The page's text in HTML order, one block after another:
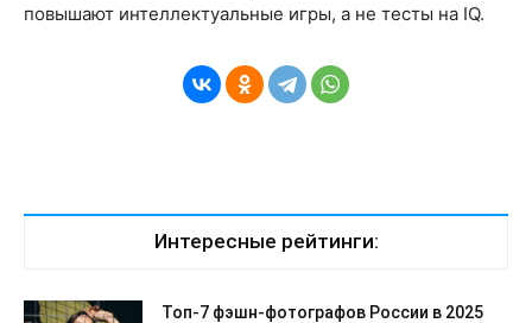
повышают интеллектуальные игры, а не тесты на IQ.
Интересные рейтинги:
Топ-7 фэшн-фотографов России в 2025